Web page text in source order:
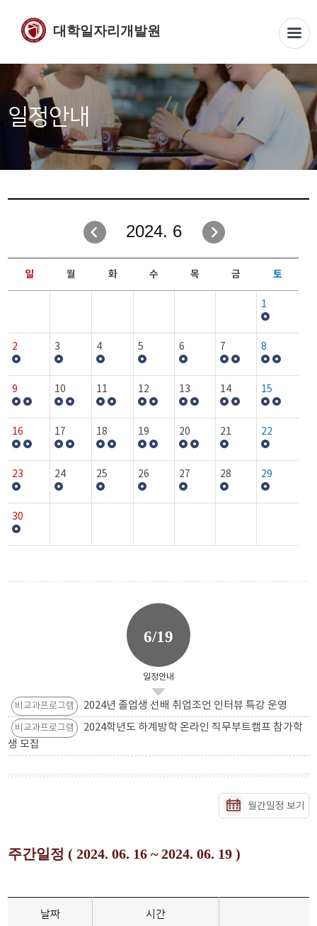
대학일자리개발원
일정안내
2024. 6
일 월 화 수 목 금 토
1
2 3 4 5 6 7 8
9 10 11 12 13 14 15
16 17 18 19 20 21 22
23 24 25 26 27 28 29
30
6/19
일정안내
비교과프로그램 2024년 졸업생 선배 취업조언 인터뷰 특강 운영
비교과프로그램
2024학년도 하계방학 온라인 직무부트캠프 참가학
생 모집
월간일정 보기
주간일정 ( 2024. 06. 16 ~ 2024. 06. 19 )
날짜 시간